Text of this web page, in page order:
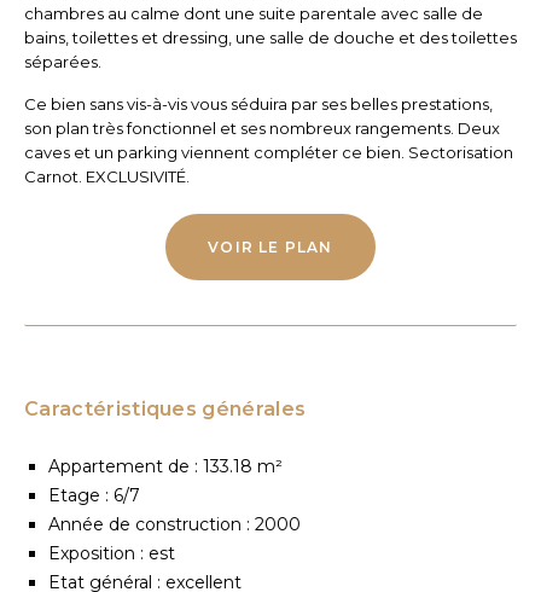
chambres au calme dont une suite parentale avec salle de
bains, toilettes et dressing, une salle de douche et des toilettes
séparées.
Ce bien sans vis-à-vis vous séduira par ses belles prestations,
son plan très fonctionnel et ses nombreux rangements. Deux
caves et un parking viennent compléter ce bien. Sectorisation
Carnot. EXCLUSIVITÉ.
VOIR LE PLAN
Caractéristiques générales
Appartement de : 133.18 m²
Etage : 6/7
Année de construction : 2000
Exposition : est
Etat général : excellent